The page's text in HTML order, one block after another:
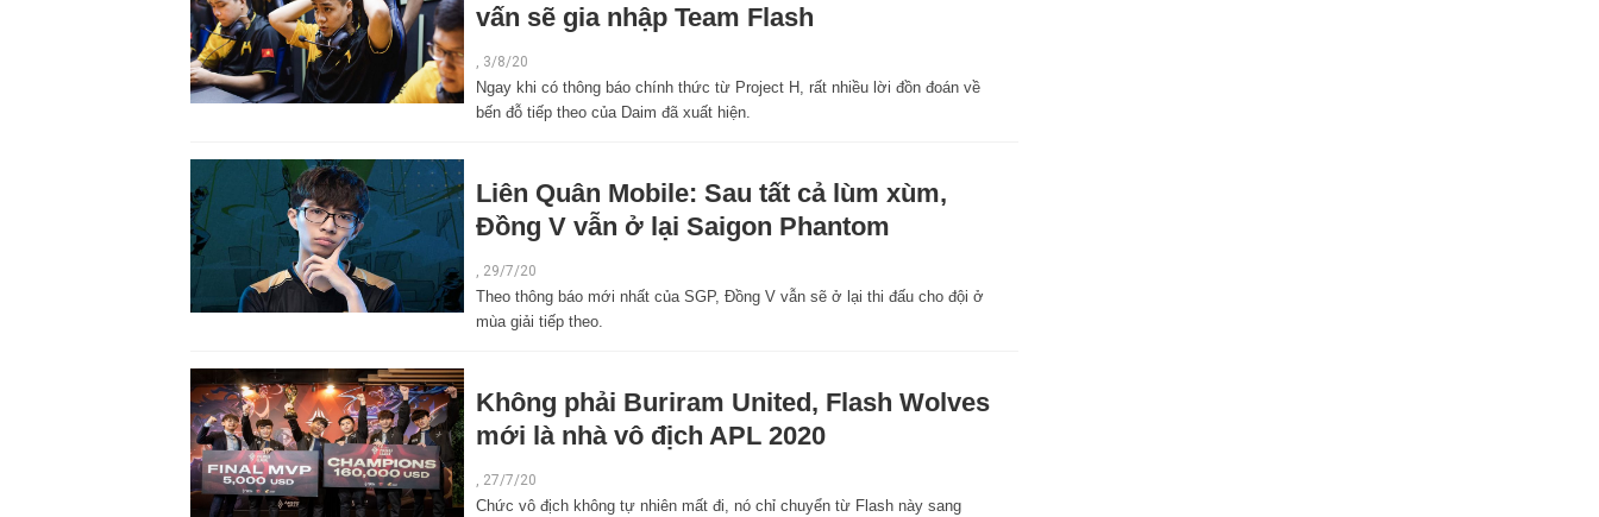
vấn sẽ gia nhập Team Flash
, 3/8/20
Ngay khi có thông báo chính thức từ Project H, rất nhiều lời đồn đoán về
bến đỗ tiếp theo của Daim đã xuất hiện.
Liên Quân Mobile: Sau tất cả lùm xùm,
Đồng V vẫn ở lại Saigon Phantom
, 29/7/20
Theo thông báo mới nhất của SGP, Đồng V vẫn sẽ ở lại thi đấu cho đội ở
mùa giải tiếp theo.
Không phải Buriram United, Flash Wolves
mới là nhà vô địch APL 2020
, 27/7/20
Chức vô địch không tự nhiên mất đi, nó chỉ chuyển từ Flash này sang